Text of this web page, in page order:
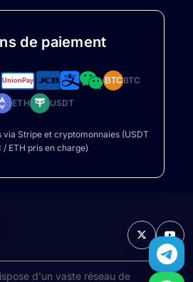
de paiement
BTCBTC
ETH USDT
via Stripe et cryptomonnaies (USDT
/ ETH pris en charge)
d'un vaste réseau de